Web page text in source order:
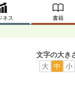
ネス 書籍
文字の大き
大
中 小